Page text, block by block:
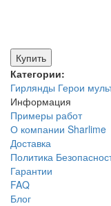
Купить
Категории:
Гирлянды Герои
Информация
Примеры работ
О компании Sharlime
Доставка
Политика
Гарантии
FAQ
Блог